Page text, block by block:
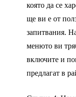
която да се
ще ви е от
запитвания.
менюто ви
включите и
предлагат в